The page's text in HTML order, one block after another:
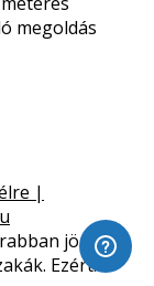
megoldás
|
jönnek
Ezért…